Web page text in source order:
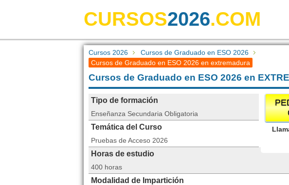
CURSOS2026.COM
Cursos 2026
Cursos de Graduado en ESO 2026
Cursos de Graduado en ESO 2026 en extremadura
Cursos de Graduado en ESO 2026 en
Tipo de formación
Enseñanza Secundaria Obligatoria
Temática del Curso
Pruebas de Acceso 2026
Horas de estudio
400 horas
Modalidad de Impartición